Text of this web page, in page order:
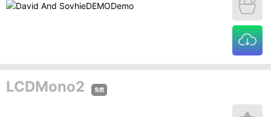
LCDMono2 免费